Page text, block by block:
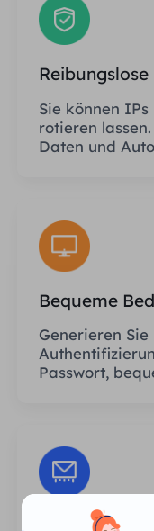
Sie können
rotieren
Daten und
Bequeme
Generieren
Passwort,